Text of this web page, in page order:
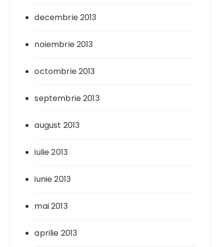
decembrie 2013
noiembrie 2013
octombrie 2013
septembrie 2013
august 2013
iulie 2013
iunie 2013
mai 2013
aprilie 2013